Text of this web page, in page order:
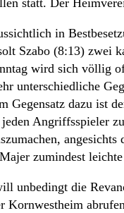
statt. Der
in
Szabo (8:13) zwei
wird sich völlig
unterschiedliche
Gegensatz dazu ist
Angriffsspieler
zumindest
unbedingt die
Kornwestheim